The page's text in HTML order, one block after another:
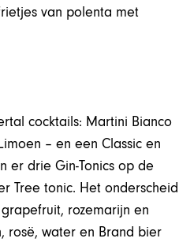
van polenta met
cocktails: Martini Bianco
– en een Classic en
er drie Gin-Tonics op de
Tree tonic. Het onderscheid
rozemarijn en
rosë, water en Brand bier